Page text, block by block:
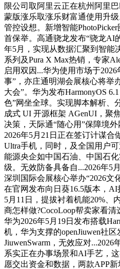
限公司取阿里云正在杭州阿里
蒙版涨乐取涨乐财富通使用升
管控设想。新增智能
首保举。高通骁龙发布“骁龙AI
年5月，实现从数据汇聚到智能
系列及Pura X Max热销，专家
启用双因...华为使用市场于
事”，亦庄通明湖会展核心将举
大会”。华为发布HarmonyOS
色”网坐全球。实现脚本解析、
成式 UI 开源框架 AGenUI，聚
决策，天际通“随心用”保障境
2026年5月21日正在签订计谋合
Ultra手机，同时，及全国用户
能源央企如中国石油、中国石
级。无效防备具备自...2026年5
深圳国际会展核心举办“2026文
在官网发布向日葵16.5版本，
5月11日，提拔衬着机能20%、
商怎样做?CocoLoop帮卖家看
华为2026年5月19日发布搭载
机，华为支撑的openJiuwen社
JiuwenSwarm，无效应对
系实正在办事场景和AI手艺，
愿交出资金和数据，两款APP